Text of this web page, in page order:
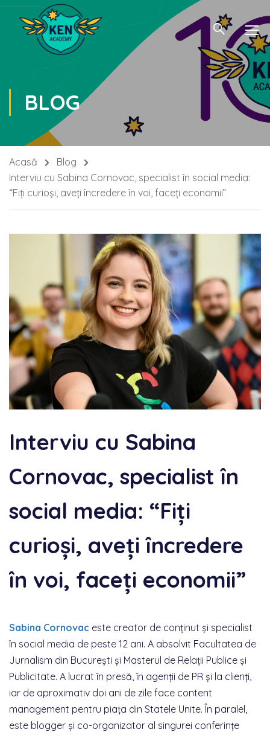
BLOG
Acasă
Blog
Interviu cu Sabina Cornovac, specialist în social media:
“Fiți curioși, aveți încredere în voi, faceți economii”
Interviu cu Sabina
Cornovac, specialist în
social media: “Fiți
curioși, aveți încredere
în voi, faceți economii”
Sabina Cornovac este creator de conținut și specialist
în social media de peste 12 ani. A absolvit Facultatea de
Jurnalism din București și Masterul de Relații Publice și
Publicitate. A lucrat în presă, în agenții de PR și la clienți,
iar de aproximativ doi ani de zile face content
management pentru piața din Statele Unite. În paralel,
este blogger și co-organizator al singurei conferințe